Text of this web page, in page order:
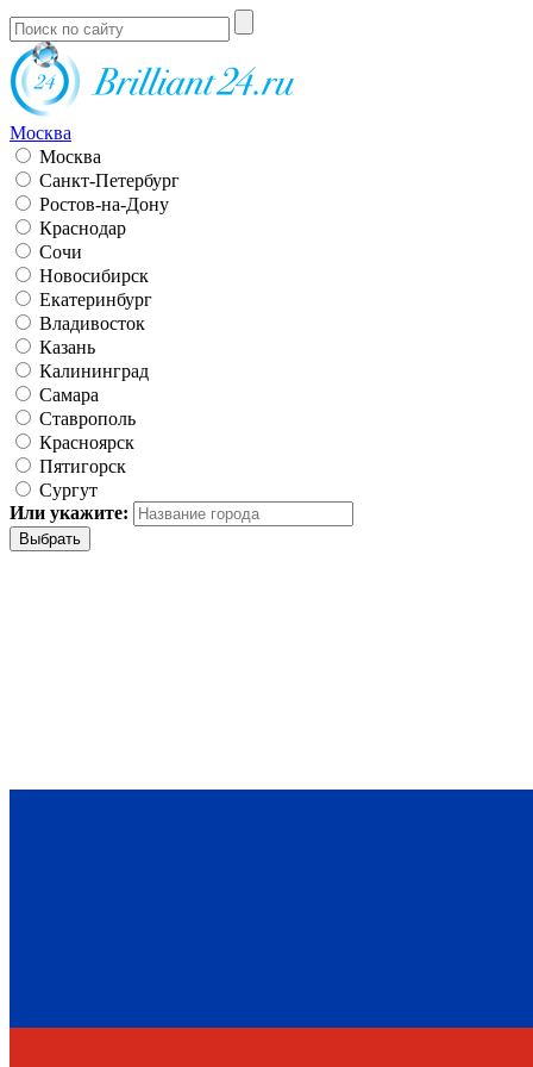
Москва
Москва
Санкт-Петербург
Ростов-на-Дону
Краснодар
Сочи
Новосибирск
Екатеринбург
Владивосток
Казань
Калининград
Самара
Ставрополь
Красноярск
Пятигорск
Сургут
Или укажите: